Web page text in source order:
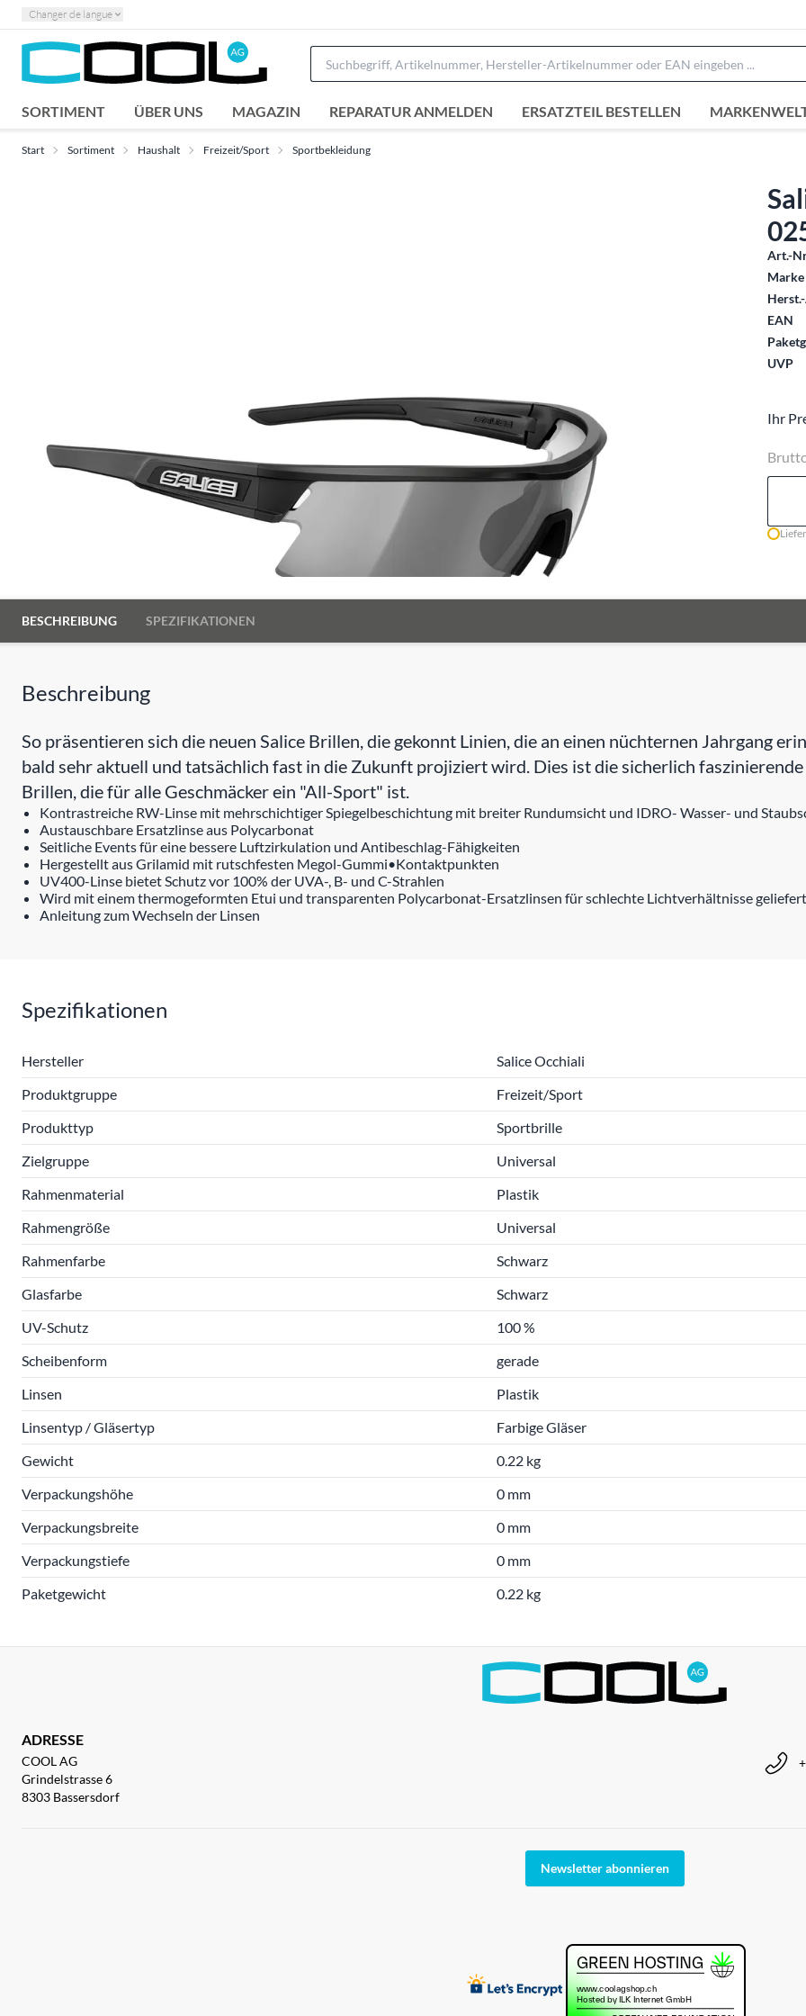
Changer de langue
SORTIMENT ÜBER UNS MAGAZIN REPARATUR ANMELDEN ERSATZTEIL BESTELLEN
Start Sortiment Haushalt Freizeit/Sport Sportbekleidung
Art.-
EAN
UVP
Ihr
BESCHREIBUNG SPEZIFIKATIONEN
Beschreibung
So präsentieren sich die neuen Salice Brillen, die gekonnt Linien, die an einen nüchternen Jahrgang
bald sehr aktuell und tatsächlich fast in die Zukunft projiziert wird. Dies ist die sicherlich
Brillen, die für alle Geschmäcker ein "All-Sport" ist.
Kontrastreiche RW-Linse mit mehrschichtiger Spiegelbeschichtung mit breiter Rundumsicht und IDRO- Wasser- und
Austauschbare Ersatzlinse aus Polycarbonat
Seitliche Events für eine bessere Luftzirkulation und Antibeschlag-Fähigkeiten
Hergestellt aus Grilamid mit rutschfesten Megol-Gummi•Kontaktpunkten
UV400-Linse bietet Schutz vor 100% der UVA-, B- und C-Strahlen
Wird mit einem thermogeformten Etui und transparenten Polycarbonat-Ersatzlinsen für schlechte Lichtverhältnisse geliefert
Anleitung zum Wechseln der Linsen
Spezifikationen
Hersteller
Salice Occhiali
Produktgruppe
Freizeit/Sport
Produkttyp
Sportbrille
Zielgruppe
Universal
Rahmenmaterial
Plastik
Rahmengröße
Universal
Rahmenfarbe
Schwarz
Glasfarbe
Schwarz
UV-Schutz
100 %
Scheibenform
gerade
Linsen
Plastik
Linsentyp / Gläsertyp
Farbige Gläser
Gewicht
0.22 kg
Verpackungshöhe
0 mm
Verpackungsbreite
0 mm
Verpackungstiefe
0 mm
Paketgewicht
0.22 kg
ADRESSE
COOL AG
Grindelstrasse 6
8303 Bassersdorf
Newsletter abonnieren